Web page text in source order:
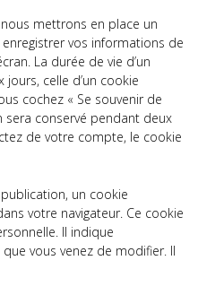
mettrons en place un
vos informations de
La durée de vie d’un
celle d’un cookie
cochez « Se souvenir de
sera conservé pendant deux
de votre compte, le cookie
un cookie
votre navigateur. Ce cookie
Il indique
vous venez de modifier. Il